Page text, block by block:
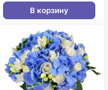
В корзину